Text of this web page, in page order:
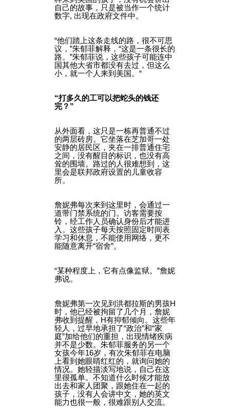
自己的故事，只是被当作一个统计
数字, 出现在政府文件中。
“他们踏上这条走线的路，很不可思
议，”朱郁菲解释，“这是一条很长的
路。”朱郁菲说，这些孩子可能连中
国其他大省市都没有去过，但这么
小，就一个人来到美国。“
“打多久的工可以把蛇头的钱还
完？”
从外面看，这只是一栋再普通不过
的两层砖房。它坐落在芝加哥一处
安静的居民区，夹在一排普通住宅
之间，没有醒目的标识，也没有高
耸的围墙。路过的人很难想到，这
里会是联邦政府设置的儿童收容
所。
詹妮弗每次来到这里时，会通过一
道带门禁系统的门。访客需要按
铃，经工作人员确认身份后才能进
入。这些孩子每天按照固定时间表
学习和休息，不能使用网络，更不
能随意离开“宿舍”。
“某种程度上，它有点像监狱。”詹妮
弗说。
詹妮弗第一次见到洪都拉斯的男孩H
时，他已经被拘留了几个月，詹妮
弗收到提醒，H有抑郁倾向。这些年
轻人，过早地承担了“政治”和“家
庭”加给他们的重担，出现情绪疾病
并不是少数。朱郁菲服务的另一个
女孩今年16岁，有次朱郁菲在电脑
上看到她眼睛红红的，就询问她的
情况。她轻描淡写地说，自己在这
里很孤单。不知道什么时候才能放
出去和家人团聚，跟她住在一起的
孩子，没有人会讲中文，她的英文
能力也很一般，很难跟别人交流。